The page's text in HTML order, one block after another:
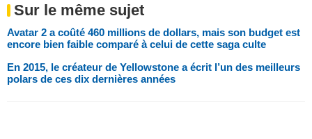
Sur le même sujet
Avatar 2 a coûté 460 millions de dollars, mais son budget est
encore bien faible comparé à celui de cette saga culte
En 2015, le créateur de Yellowstone a écrit l’un des meilleurs
polars de ces dix dernières années